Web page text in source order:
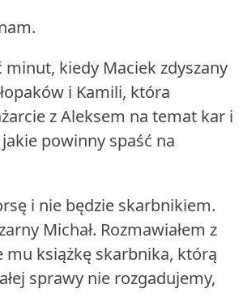
minut, kiedy Maciek zdyszany
i Kamili, która
z Aleksem na temat kar i
powinny spaść na
i nie będzie skarbnikiem.
Michał. Rozmawiałem z
mu książkę skarbnika, którą
sprawy nie rozgadujemy,